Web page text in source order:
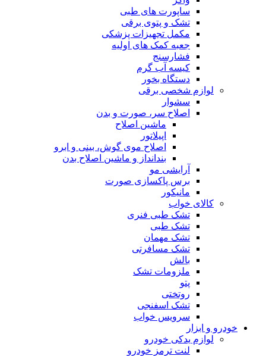
ساپورت های طبی
تشک و پتوی برقی
مکمل تجهیزات پزشکی
جعبه کمک های اولیه
فشارسنج
کیسه آب گرم
دستگاه بخور
لوازم شخصی برقی
سشوار
اصلاح سر، صورت و بدن
ماشین اصلاح
اپیلاتور
اصلاح موی گوش، بینی و ابرو
بندانداز و ماشین اصلاح بدن
آرایشی مو
برس پاکسازی صورت
مانیکور
کالای خواب
تشک طبی فنری
تشک طبی
تشک مهمان
تشک مسافرتی
بالش
ملزومات تشک
پتو
روتختی
تشک اسفنجی
سرویس خواب
خودرو و ابزار
لوازم یدکی خودرو
لنت ترمز خودرو